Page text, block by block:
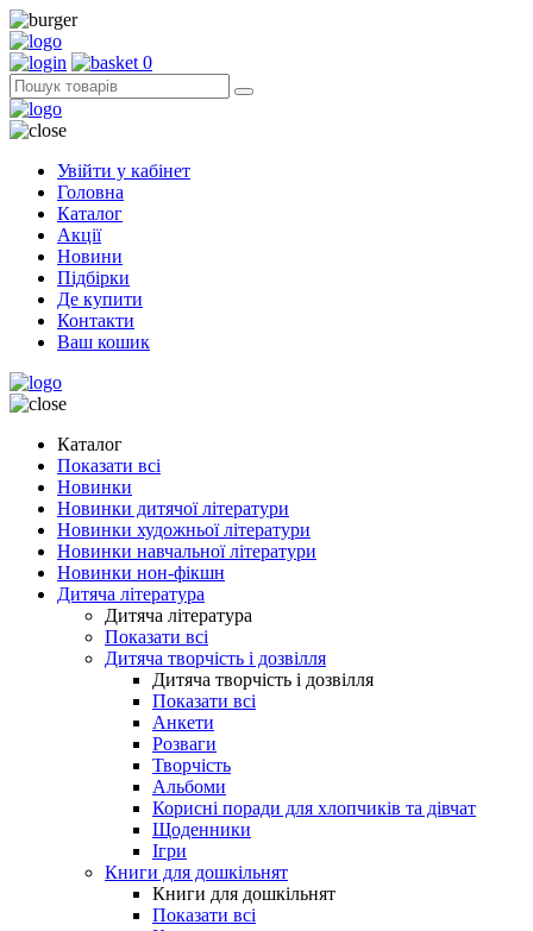
0
Увійти у кабінет
Головна
Каталог
Акції
Новини
Підбірки
Де купити
Контакти
Ваш кошик
Каталог
Показати всі
Новинки
Новинки дитячої літератури
Новинки художньої літератури
Новинки навчальної літератури
Новинки нон-фікшн
Дитяча література
Дитяча література
Показати всі
Дитяча творчість і дозвілля
Дитяча творчість і дозвілля
Показати всі
Анкети
Розваги
Творчість
Альбоми
Корисні поради для хлопчиків та дівчат
Щоденники
Ігри
Книги для дошкільнят
Книги для дошкільнят
Показати всі